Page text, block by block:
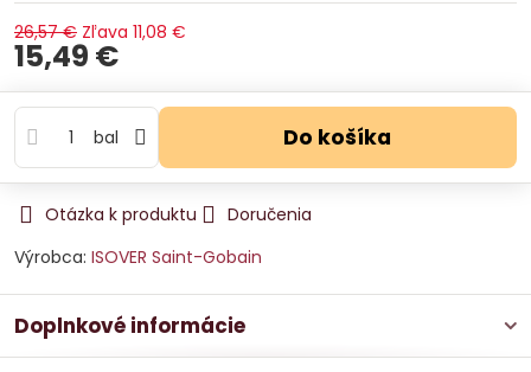
26,57 € Zľava 11,08 €
15,49 €
bal Do košíka
Otázka k produktu
Doručenia
Výrobca: ISOVER Saint-Gobain
Doplnkové informácie